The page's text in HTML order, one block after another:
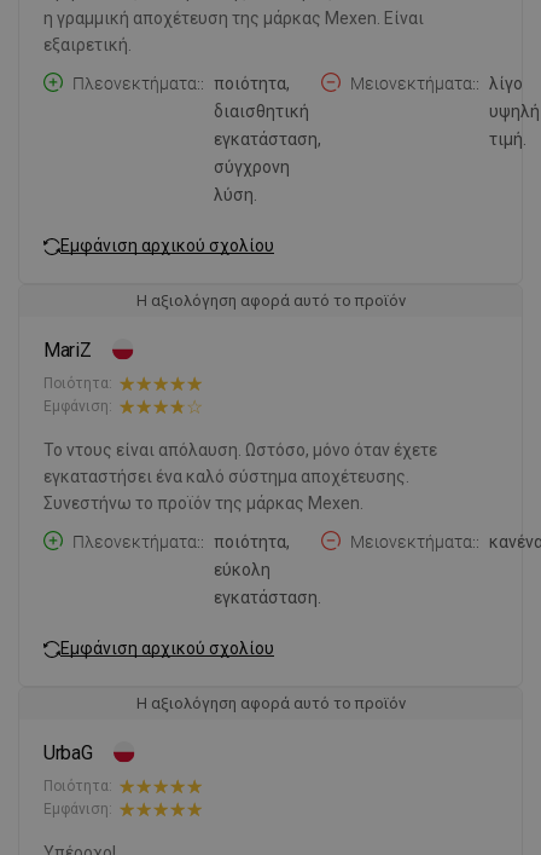
η γραμμική αποχέτευση της μάρκας Mexen. Είναι
εξαιρετική.
Πλεονεκτήματα:
ποιότητα,
διαισθητική
εγκατάσταση,
σύγχρονη
λύση.
Μειονεκτήματα:
λίγο
υψηλή
τιμή.
Εμφάνιση αρχικού σχολίου
Η αξιολόγηση αφορά αυτό το προϊόν
MariZ
Ποιότητα:
Εμφάνιση:
Το ντους είναι απόλαυση. Ωστόσο, μόνο όταν έχετε
εγκαταστήσει ένα καλό σύστημα αποχέτευσης.
Συνεστήνω το προϊόν της μάρκας Mexen.
Πλεονεκτήματα:
ποιότητα,
εύκολη
εγκατάσταση.
Μειονεκτήματα:
Εμφάνιση αρχικού σχολίου
Η αξιολόγηση αφορά αυτό το προϊόν
UrbaG
Ποιότητα:
Εμφάνιση: